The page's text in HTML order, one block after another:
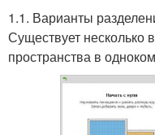
1.1. Варианты
Существует несколько
пространства в